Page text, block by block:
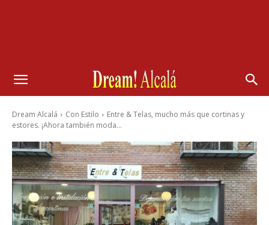
Dream Alcalá Con Estilo
Entre & Telas, mucho más que cortinas y
estores. ¡Ahora también moda...